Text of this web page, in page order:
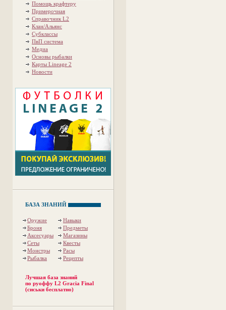
Помощь крафтеру
Примерочная
Справочник L2
Клан/Альянс
Субклассы
ПвП система
Медиа
Основы рыбалки
Карты Lineage 2
Новости
БАЗА ЗНАНИЙ
Оружие
Навыки
Броня
Предметы
Аксесуары
Магазины
Сеты
Квесты
Монстры
Расы
Рыбалка
Рецепты
Лучшая база знаний
по руоффу L2 Gracia Final
(сиськи бесплатно)